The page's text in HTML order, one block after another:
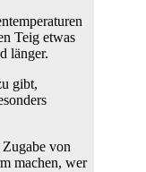
Teig etwas
länger.
gibt,
von
machen, wer